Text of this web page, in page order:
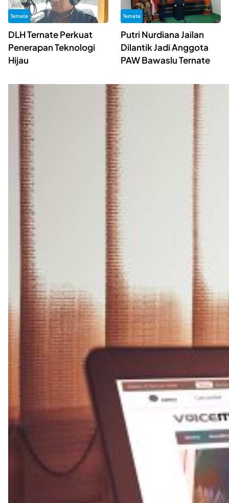
Ternate
DLH Ternate Perkuat
Penerapan Teknologi
Hijau
Ternate
Putri Nurdiana Jailan
Dilantik Jadi Anggota
PAW Bawaslu Ternate